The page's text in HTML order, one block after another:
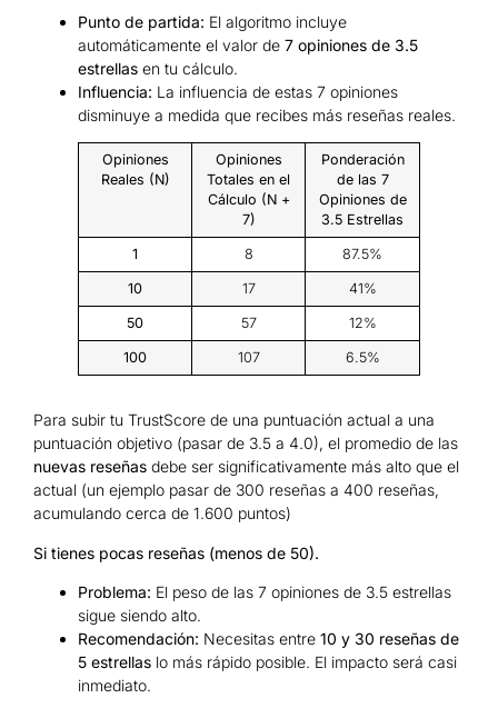
Punto de partida: El algoritmo incluye
automáticamente el valor de 7 opiniones de 3.5
estrellas en tu cálculo.
Influencia: La influencia de estas 7 opiniones
disminuye a medida que recibes más reseñas reales.
Opiniones
Reales (N)
Opiniones
Totales en el
Cálculo (N +
7)
Ponderación
de las 7
Opiniones de
3.5 Estrellas
1 8 87.5%
10 17 41%
50 57 12%
100 107 6.5%
Para subir tu TrustScore de una puntuación actual a una
puntuación objetivo (pasar de 3.5 a 4.0), el promedio de las
nuevas reseñas debe ser significativamente más alto que el
actual (un ejemplo pasar de 300 reseñas a 400 reseñas,
acumulando cerca de 1.600 puntos)
Si tienes pocas reseñas (menos de 50).
Problema: El peso de las 7 opiniones de 3.5 estrellas
sigue siendo alto.
Recomendación: Necesitas entre 10 y 30 reseñas de
5 estrellas lo más rápido posible. El impacto será casi
inmediato.